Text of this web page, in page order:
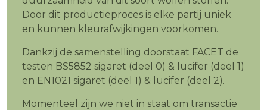
Door dit productieproces is elke partij uniek
en kunnen kleurafwijkingen voorkomen.
Dankzij de samenstelling doorstaat FACET de
testen BS5852 sigaret (deel 0) & lucifer (deel 1)
en EN1021 sigaret (deel 1) & lucifer (deel 2).
Momenteel zijn we niet in staat om transactie